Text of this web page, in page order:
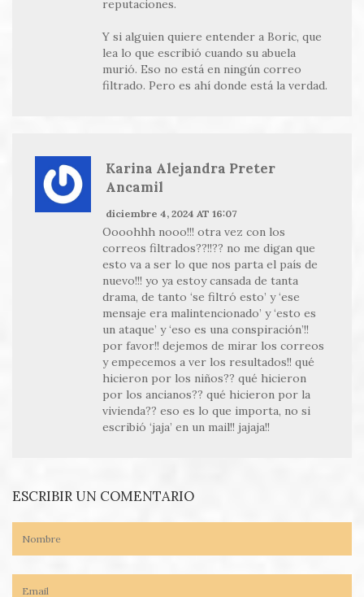
reputaciones.
Y si alguien quiere entender a Boric, que
lea lo que escribió cuando su abuela
murió. Eso no está en ningún correo
filtrado. Pero es ahí donde está la verdad.
Karina Alejandra Preter
Ancamil
diciembre 4, 2024 AT 16:07
Oooohhh nooo!!! otra vez con los
correos filtrados??!!?? no me digan que
esto va a ser lo que nos parta el país de
nuevo!!! yo ya estoy cansada de tanta
drama, de tanto ‘se filtró esto’ y ‘ese
mensaje era malintencionado’ y ‘esto es
un ataque’ y ‘eso es una conspiración’!!
por favor!! dejemos de mirar los correos
y empecemos a ver los resultados!! qué
hicieron por los niños?? qué hicieron
por los ancianos?? qué hicieron por la
vivienda?? eso es lo que importa, no si
escribió ‘jaja’ en un mail!! jajaja!!
ESCRIBIR UN COMENTARIO